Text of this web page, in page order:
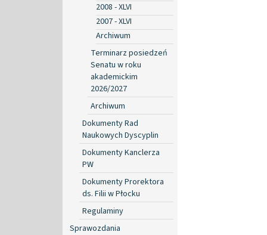
2008 - XLVI
2007 - XLVI
Archiwum
Terminarz posiedzeń
Senatu w roku
akademickim
2026/2027
Archiwum
Dokumenty Rad
Naukowych Dyscyplin
Dokumenty Kanclerza
PW
Dokumenty Prorektora
ds. Filii w Płocku
Regulaminy
Sprawozdania